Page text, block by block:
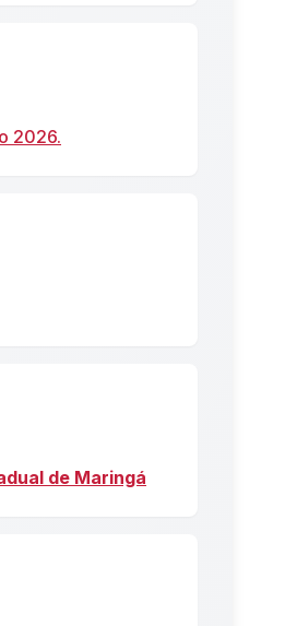
2026.
de Maringá